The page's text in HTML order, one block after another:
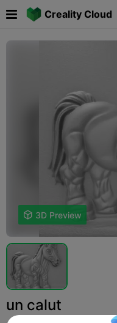
Creality Cloud
 3D Preview
un calut